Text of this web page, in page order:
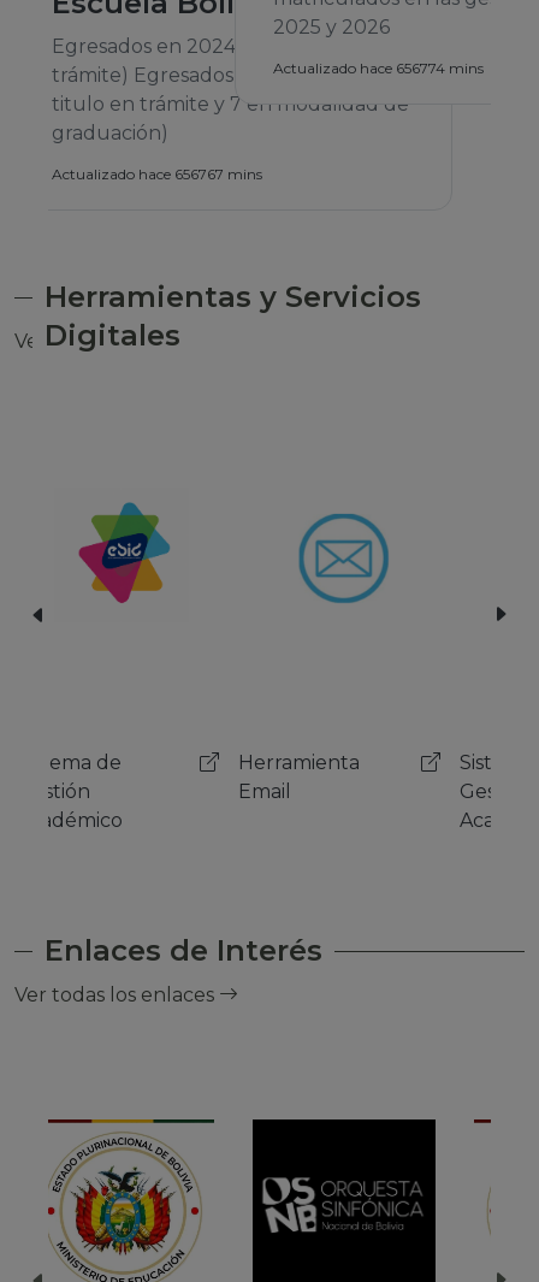
Actualizado hace 656774 mins
Herramientas y Servicios
Digitales
Ver todas las herramientas
Herramienta
Email
Sistema de
Gestión
Enlaces de Interés
Ver todas los enlaces